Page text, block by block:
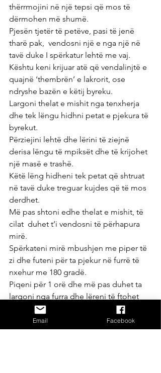
thërrmojini në një tepsi që mos të
dërmohen më shumë.
Pjesën tjetër të petëve, pasi të jenë
tharë pak,  vendosni një e nga një në
tavë duke I spërkatur lehtë me vaj.
Kështu keni krijuar atë që vendalinjtë e
quajnë ‘thembrën’ e lakrorit, ose
ndryshe bazën e këtij byreku.
Largoni thelat e mishit nga tenxherja
dhe tek lëngu hidhni petat e pjekura të
byrekut.
Përziejini lehtë dhe lërini të ziejnë
derisa lëngu të mpiksët dhe të krijohet
një masë e trashë.
Këtë lëng hidheni tek petat që shtruat
në tavë duke treguar kujdes që të mos
derdhet.
Më pas shtoni edhe thelat e mishit, të
cilat  duhet t’i vendosni të përhapura
mirë.
Spërkateni mirë mbushjen me piper të
zi dhe futeni për ta pjekur në furrë të
nxehur me 180 gradë.
Piqeni për 1 orë dhe më pas duhet ta
largoni nga furra dhe lëreni të ftohet
pak para se ta prisni.
Email Facebook